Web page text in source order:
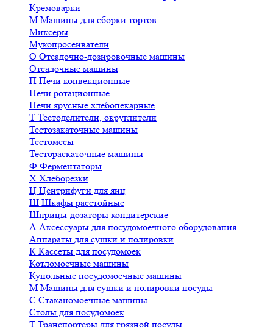
Кремоварки
М Машины для сборки тортов
Миксеры
Мукопросеиватели
О Отсадочно-дозировочные машины
Отсадочные машины
П Печи конвекционные
Печи ротационные
Печи ярусные хлебопекарные
Т Тестоделители, округлители
Тестозакаточные машины
Тестомесы
Тестораскаточные машины
Ф Ферментаторы
Х Хлеборезки
Ц Центрифуги для яиц
Ш Шкафы расстойные
Шприцы-дозаторы кондитерские
А Аксессуары для посудомоечного оборудования
Аппараты для сушки и полировки
К Кассеты для посудомоек
Котломоечные машины
Купольные посудомоечные машины
М Машины для сушки и полировки посуды
С Стаканомоечные машины
Столы для посудомоек
Т Транспортеры для грязной посуды